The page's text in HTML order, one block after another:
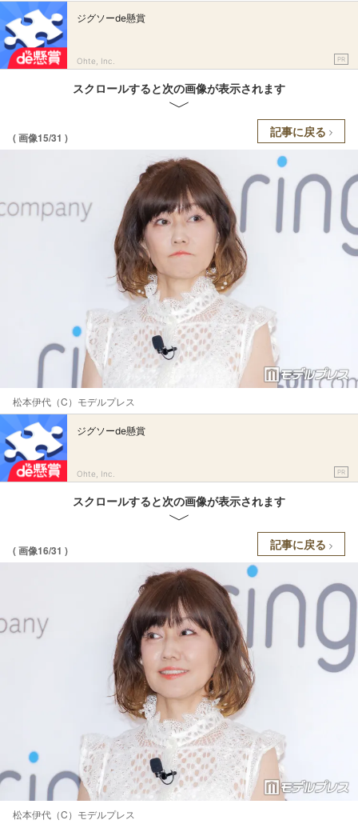
ジグソーde懸賞
Ohte, Inc. PR
スクロールすると次の画像が表示されます
( 画像15/31 ) 記事に戻る
松本伊代（C）モデルプレス
ジグソーde懸賞
Ohte, Inc. PR
スクロールすると次の画像が表示されます
( 画像16/31 ) 記事に戻る
松本伊代（C）モデルプレス